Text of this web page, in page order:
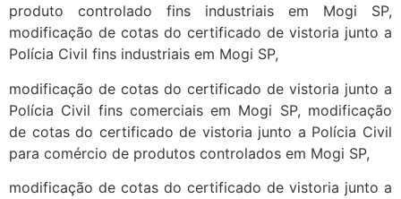
produto controlado fins industriais em Mogi SP,
modificação de cotas do certificado de vistoria junto a
Polícia Civil fins industriais em Mogi SP,
modificação de cotas do certificado de vistoria junto a
Polícia Civil fins comerciais em Mogi SP, modificação
de cotas do certificado de vistoria junto a Polícia Civil
para comércio de produtos controlados em Mogi SP,
modificação de cotas do certificado de vistoria junto a